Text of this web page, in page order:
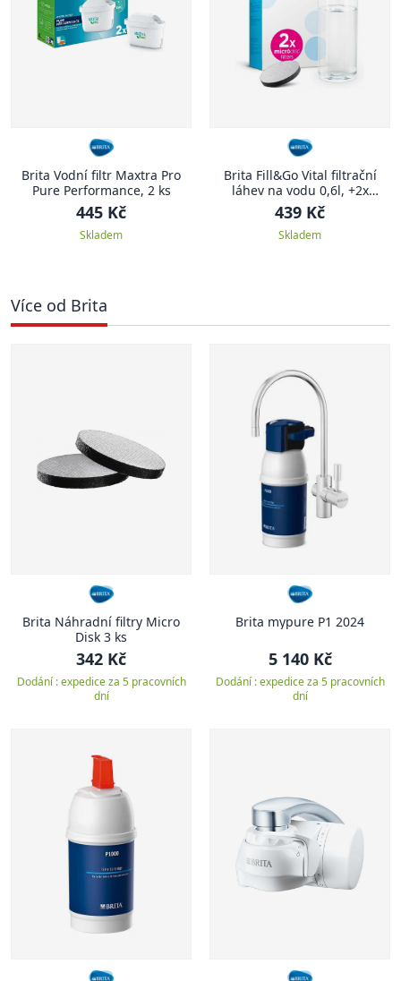
Brita Vodní filtr Maxtra Pro
Pure Performance, 2 ks
445 Kč
Skladem
Brita Fill&Go Vital filtrační
láhev na vodu 0,6l, +2x
microdisc, zelená, 2024
439 Kč
Skladem
Více od Brita
Brita Náhradní filtry Micro
Disk 3 ks
342 Kč
Dodání : expedice za 5 pracovních
dní
Brita mypure P1 2024
5 140 Kč
Dodání : expedice za 5 pracovních
dní